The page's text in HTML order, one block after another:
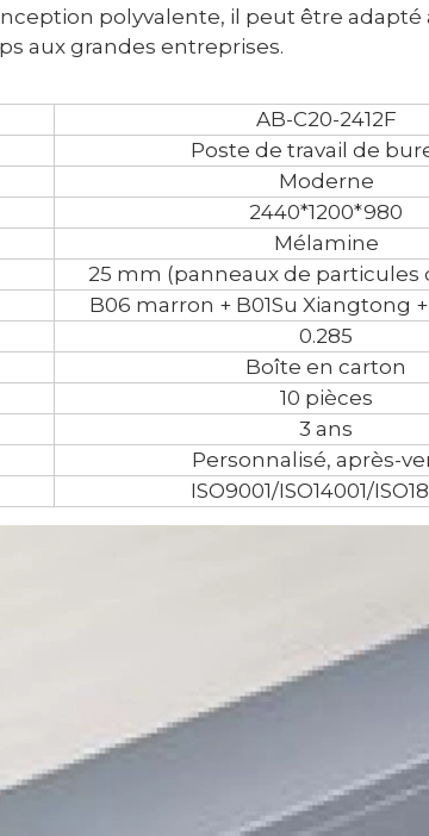
polyvalente, il peut être adapté
aux grandes entreprises.
AB-C20-2412F
Poste de travail de
Moderne
2440*1200*980
Mélamine
25 mm (panneaux de particules
B06 marron + B01Su Xiangtong
0.285
Boîte en carton
10 pièces
3 ans
Personnalisé, après-
ISO9001/ISO14001/